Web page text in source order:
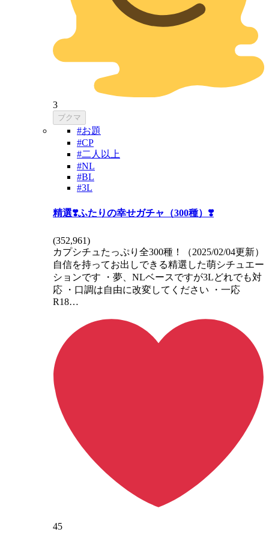
3
ブクマ
#お題
#CP
#二人以上
#NL
#BL
#3L
精選❣️ふたりの幸せガチャ（300種）❣️
(352,961)
カプシチュたっぷり全300種！（2025/02/04更新）
自信を持ってお出しできる精選した萌シチュエー
ションです ・夢、NLベースですが3Lどれでも対
応 ・口調は自由に改変してください ・一応
R18…
45